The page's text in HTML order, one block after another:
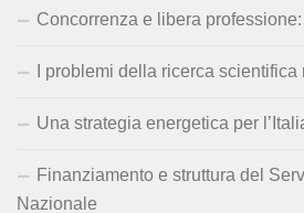
Concorrenza e libera professione:
I problemi della ricerca
Una strategia energetica per
Finanziamento e struttura del
Nazionale